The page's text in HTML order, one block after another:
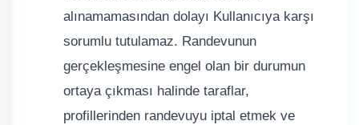
alınamamasından dolayı Kullanıcıya karşı
sorumlu tutulamaz. Randevunun
gerçekleşmesine engel olan bir durumun
ortaya çıkması halinde taraflar,
profillerinden randevuyu iptal etmek ve